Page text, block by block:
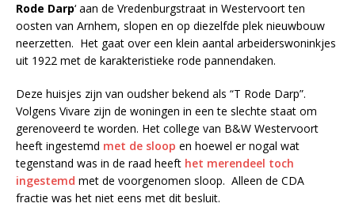
Rode Darp‘ aan de Vredenburgstraat in Westervoort ten
oosten van Arnhem, slopen en op diezelfde plek nieuwbouw
neerzetten. Het gaat over een klein aantal arbeiderswoninkjes
uit 1922 met de karakteristieke rode pannendaken.
Deze huisjes zijn van oudsher bekend als “T Rode Darp”.
Volgens Vivare zijn de woningen in een te slechte staat om
gerenoveerd te worden. Het college van B&W Westervoort
heeft ingestemd met de sloop en hoewel er nogal wat
tegenstand was in de raad heeft het merendeel toch
ingestemd met de voorgenomen sloop. Alleen de CDA
fractie was het niet eens met dit besluit.